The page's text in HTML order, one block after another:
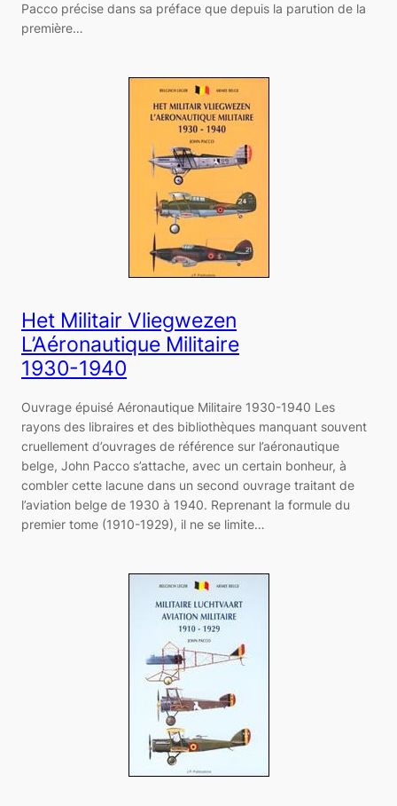
Pacco précise dans sa préface que depuis la parution de la
première…
Het Militair Vliegwezen
L’Aéronautique Militaire
1930-1940
Ouvrage épuisé Aéronautique Militaire 1930-1940 Les
rayons des libraires et des bibliothèques manquant souvent
cruellement d’ouvrages de référence sur l’aéronautique
belge, John Pacco s’attache, avec un certain bonheur, à
combler cette lacune dans un second ouvrage traitant de
l’aviation belge de 1930 à 1940. Reprenant la formule du
premier tome (1910-1929), il ne se limite…